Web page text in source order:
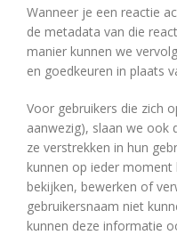
Wanneer je een reactie
de metadata van die
manier kunnen we
en goedkeuren in plaats
Voor gebruikers die zich
aanwezig), slaan we ook
ze verstrekken in hun
kunnen op ieder
bekijken, bewerken of
gebruikersnaam niet
kunnen deze informatie